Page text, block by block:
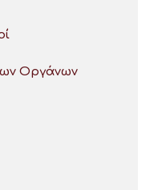
Οργάνων